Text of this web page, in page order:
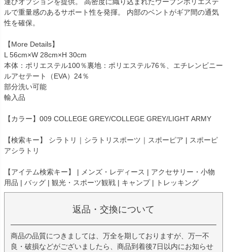
ルで重量感のあるサポート性を発揮。 内部のベントがギア間の通気
性を確保。
【More Details】
L 56cm×W 28cm×H 30cm
本体：ポリエステル100％裏地：ポリエステル76％、エチレンビニー
ルアセテート（EVA）24％
部分洗い可能
輸入品
【カラー】009 COLLEGE GREY/COLLEGE GREY/LIGHT ARMY
【検索キー】 シラトリ｜シラトリスポーツ｜スポーピア | スポーピ
アシラトリ
【アイテム検索キー】 | メンズ・レディース | アクセサリー・小物
用品 | バッグ | 観光・スポーツ観戦 | キャンプ | トレッキング
返品・交換について
商品の品質につきましては、万全を期しておりますが、万一不
良・破損などがございましたら、商品到着後7日以内にお知らせ